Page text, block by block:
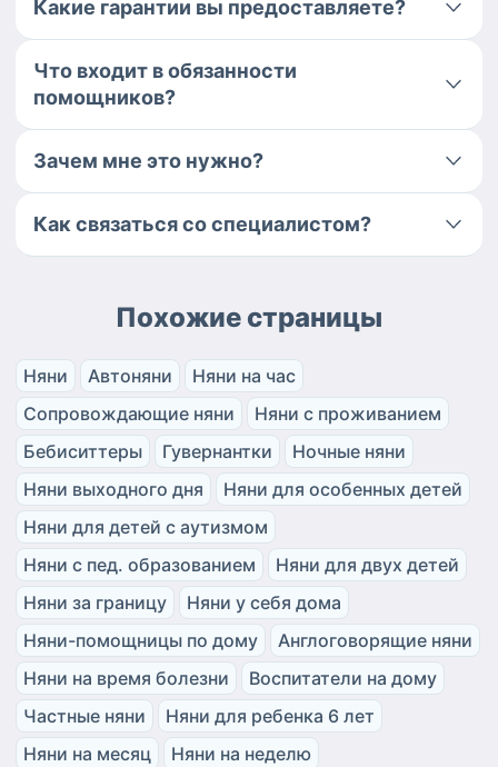
Какие гарантии вы предоставляете?
Что входит в обязанности
помощников?
Зачем мне это нужно?
Как связаться со специалистом?
Похожие страницы
Няни Автоняни
Няни на час
Сопровождающие няни
Няни с проживанием
Бебиситтеры
Гувернантки
Ночные няни
Няни выходного дня
Няни для особенных детей
Няни для детей с аутизмом
Няни с пед. образованием
Няни для двух детей
Няни за границу
Няни у себя дома
Няни-помощницы по дому
Англоговорящие няни
Няни на время болезни
Воспитатели на дому
Частные няни
Няни для ребенка 6 лет
Няни на месяц
Няни на неделю